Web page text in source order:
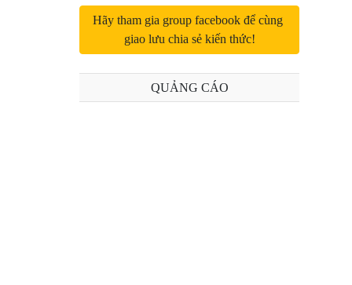
Bài 14: Modules trong Python
Bài 15: Packages trong Python
Bài 16: Exception trong Python
Hãy tham gia group facebook để cùng
giao lưu chia sẻ kiến thức!
QUẢNG CÁO